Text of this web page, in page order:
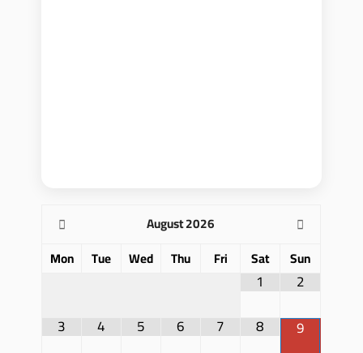
August2026
Mon
Tue Wed Thu Fri Sat Sun
1
2
3
4 5 6 7 8
9